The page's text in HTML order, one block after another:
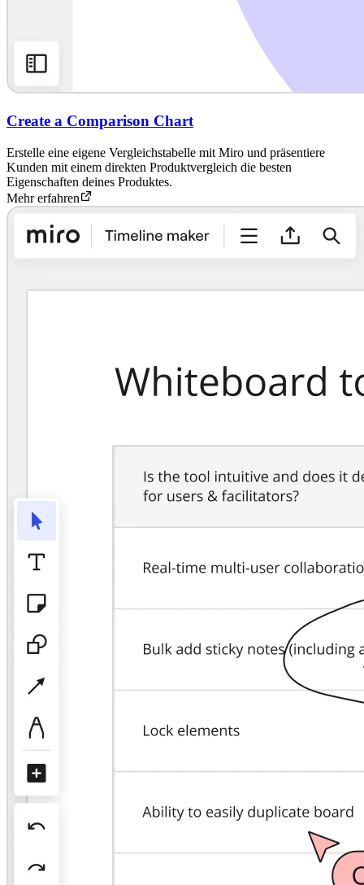
Create a Comparison Chart
Erstelle eine eigene Vergleichstabelle mit Miro und präsentiere
Kunden mit einem direkten Produktvergleich die besten
Eigenschaften deines Produktes.
Mehr erfahren